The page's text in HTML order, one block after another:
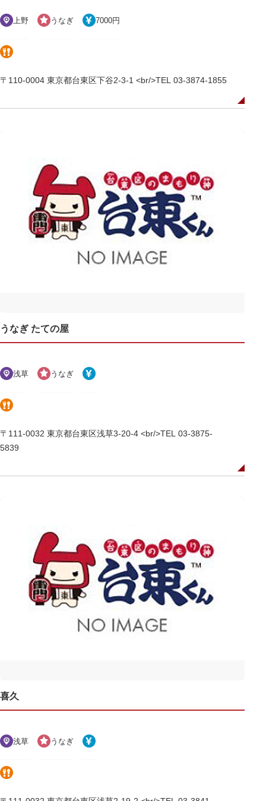
上野 うなぎ 7000円
〒110-0004 東京都台東区下谷2-3-1 <br/>TEL 03-3874-1855
うなぎ たての屋
浅草 うなぎ
〒111-0032 東京都台東区浅草3-20-4 <br/>TEL 03-3875-
5839
喜久
浅草 うなぎ